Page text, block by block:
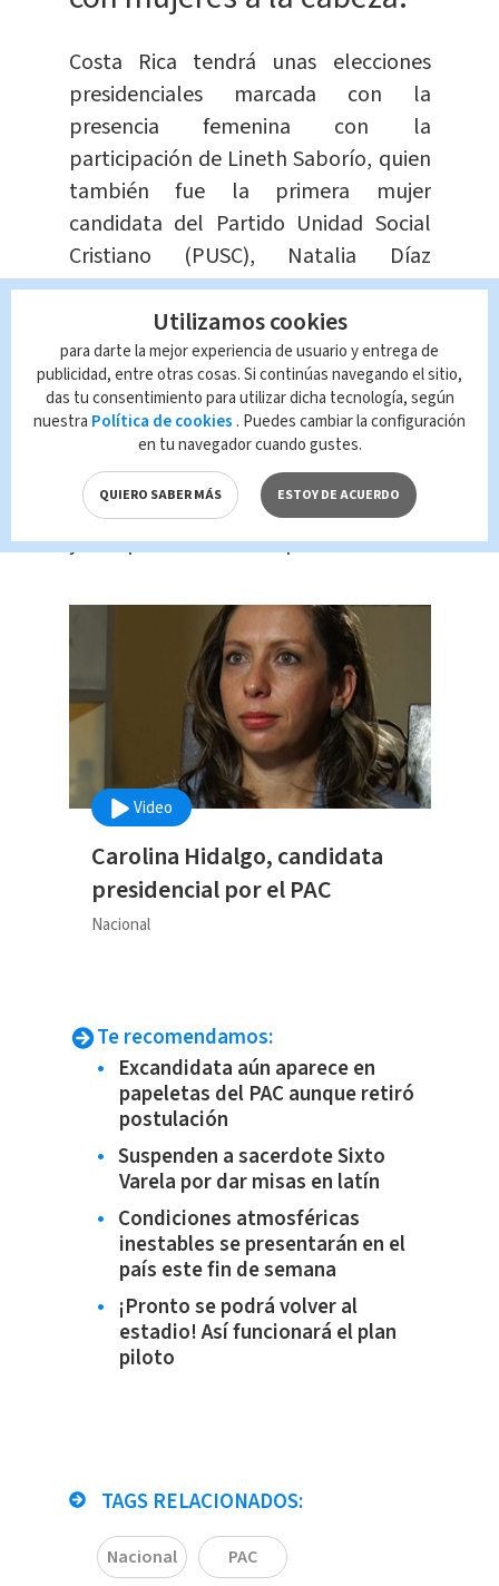
Costa Rica tendrá unas elecciones
presidenciales marcada con la
presencia femenina con la
participación de Lineth Saborío, quien
también fue la primera mujer
candidata del Partido Unidad Social
Cristiano (PUSC), Natalia Díaz
Quintana de Unidos Podemos (UP) y
ahora Carolina Hidalgo por el Partido
Unidad Social Cristiana (PUSC).
Las elecciones generales de Costa Rica
están programadas para realizarse el
domingo 6 de febrero de 2022, donde
se elegirán Presidente, Vicepresidente
y 57 diputados de la República.
Video
Carolina Hidalgo, candidata
presidencial por el PAC
Nacional
Te recomendamos:
Excandidata aún aparece en
papeletas del PAC aunque retiró
postulación
Suspenden a sacerdote Sixto
Varela por dar misas en latín
Condiciones atmosféricas
inestables se presentarán en el
país este fin de semana
¡Pronto se podrá volver al
estadio! Así funcionará el plan
piloto
TAGS RELACIONADOS:
Nacional PAC
Utilizamos cookies
para darte la mejor experiencia de usuario y entrega de
publicidad, entre otras cosas. Si continúas navegando el sitio,
das tu consentimiento para utilizar dicha tecnología, según
nuestra Política de cookies . Puedes cambiar la configuración
en tu navegador cuando gustes.
QUIERO SABER MÁS ESTOY DE ACUERDO